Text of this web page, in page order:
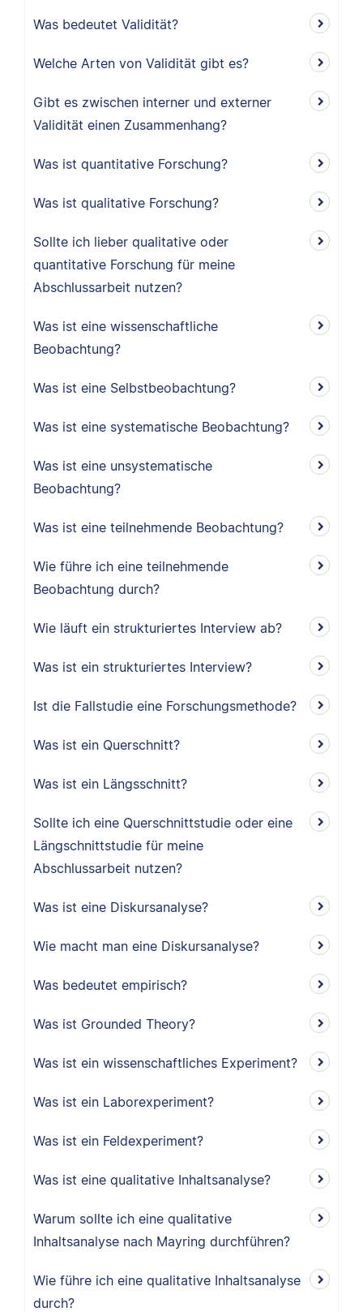
Was bedeutet Validität?
Welche Arten von Validität gibt es?
Gibt es zwischen interner und externer
Validität einen Zusammenhang?
Was ist quantitative Forschung?
Was ist qualitative Forschung?
Sollte ich lieber qualitative oder
quantitative Forschung für meine
Abschlussarbeit nutzen?
Was ist eine wissenschaftliche
Beobachtung?
Was ist eine Selbstbeobachtung?
Was ist eine systematische Beobachtung?
Was ist eine unsystematische
Beobachtung?
Was ist eine teilnehmende Beobachtung?
Wie führe ich eine teilnehmende
Beobachtung durch?
Wie läuft ein strukturiertes Interview ab?
Was ist ein strukturiertes Interview?
Ist die Fallstudie eine Forschungsmethode?
Was ist ein Querschnitt?
Was ist ein Längsschnitt?
Sollte ich eine Querschnittstudie oder eine
Längschnittstudie für meine
Abschlussarbeit nutzen?
Was ist eine Diskursanalyse?
Wie macht man eine Diskursanalyse?
Was bedeutet empirisch?
Was ist Grounded Theory?
Was ist ein wissenschaftliches Experiment?
Was ist ein Laborexperiment?
Was ist ein Feldexperiment?
Was ist eine qualitative Inhaltsanalyse?
Warum sollte ich eine qualitative
Inhaltsanalyse nach Mayring durchführen?
Wie führe ich eine qualitative Inhaltsanalyse
durch?